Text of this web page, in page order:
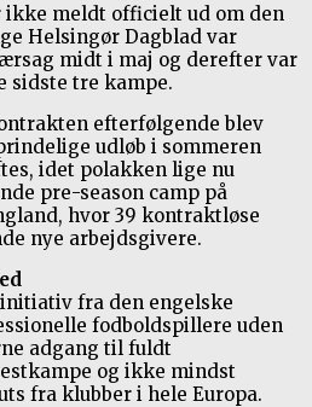
ikke meldt officielt ud om den
Helsingør Dagblad var
midt i maj og derefter var
sidste tre kampe.
efterfølgende blev
udløb i sommeren
idet polakken lige nu
pre-season camp på
hvor 39 kontraktløse
nye arbejdsgivere.
fra den engelske
fodboldspillere uden
adgang til fuldt
og ikke mindst
fra klubber i hele Europa.